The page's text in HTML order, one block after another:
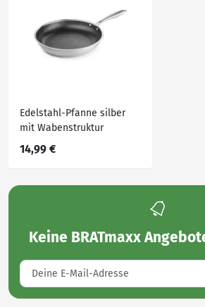
Edelstahl-Pfanne silber
mit Wabenstruktur
14,99 €
Keine BRATmaxx